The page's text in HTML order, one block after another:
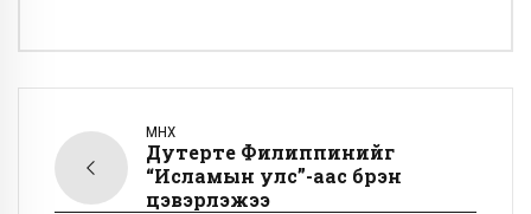
ӨМНӨХ
Дутерте Филиппинийг
“Исламын улс”-аас бүрэн
цэвэрлэжээ